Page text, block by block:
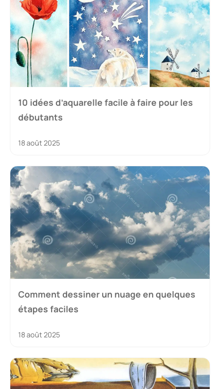
10 idées d’aquarelle facile à faire pour les
débutants
18 août 2025
Comment dessiner un nuage en quelques
étapes faciles
18 août 2025